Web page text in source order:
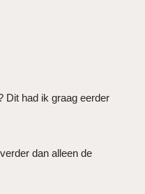
Dit had ik graag eerder
dan alleen de